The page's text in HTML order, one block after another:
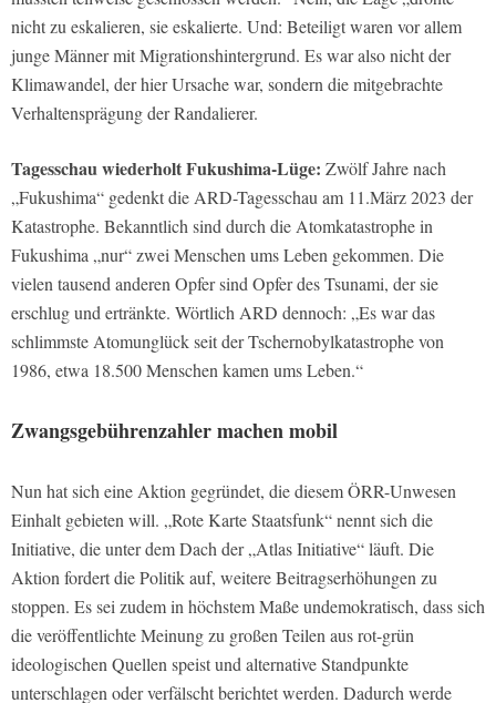
nicht zu eskalieren, sie eskalierte. Und: Beteiligt waren vor allem
junge Männer mit Migrationshintergrund. Es war also nicht der
Klimawandel, der hier Ursache war, sondern die mitgebrachte
Verhaltensprägung der Randalierer.
Tagesschau wiederholt Fukushima-Lüge: Zwölf Jahre nach
„Fukushima“ gedenkt die ARD-Tagesschau am 11.März 2023 der
Katastrophe. Bekanntlich sind durch die Atomkatastrophe in
Fukushima „nur“ zwei Menschen ums Leben gekommen. Die
vielen tausend anderen Opfer sind Opfer des Tsunami, der sie
erschlug und ertränkte. Wörtlich ARD dennoch: „Es war das
schlimmste Atomunglück seit der Tschernobylkatastrophe von
1986, etwa 18.500 Menschen kamen ums Leben.“
Zwangsgebührenzahler machen mobil
Nun hat sich eine Aktion gegründet, die diesem ÖRR-Unwesen
Einhalt gebieten will. „Rote Karte Staatsfunk“ nennt sich die
Initiative, die unter dem Dach der „Atlas Initiative“ läuft. Die
Aktion fordert die Politik auf, weitere Beitragserhöhungen zu
stoppen. Es sei zudem in höchstem Maße undemokratisch, dass sich
die veröffentlichte Meinung zu großen Teilen aus rot-grün
ideologischen Quellen speist und alternative Standpunkte
unterschlagen oder verfälscht berichtet werden. Dadurch werde